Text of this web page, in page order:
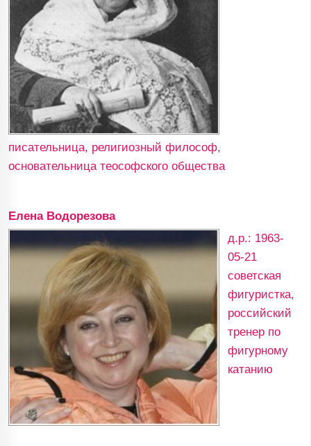
писательница, религиозный философ,
основательница теософского общества
Елена Водорезова
д.р.: 1963-
05-21
советская
фигуристка,
российский
тренер по
фигурному
катанию